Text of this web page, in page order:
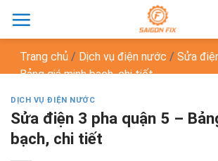
đến
dungTrang chủ / Dịch vụ điện nước / Sửa
Bảng giá minh bạch, chi tiết
DỊCH VỤ ĐIỆN NƯỚC
Sửa điện 3 pha quận 5 –
bạch, chi tiết